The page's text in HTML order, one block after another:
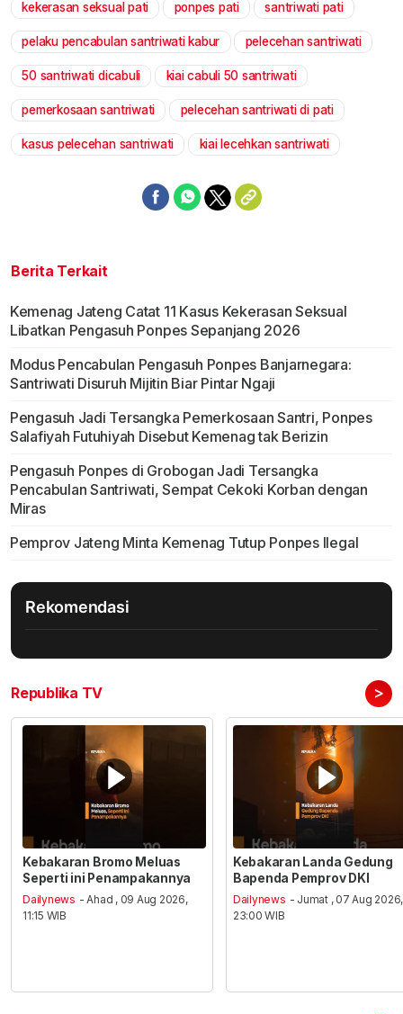
Mute
kekerasan seksual pati ponpes pati santriwati pati
pelaku pencabulan santriwati kabur pelecehan santriwati
50 santriwati dicabuli kiai cabuli 50 santriwati
pemerkosaan santriwati pelecehan santriwati di pati
kasus pelecehan santriwati kiai lecehkan santriwati
Berita Terkait
Kemenag Jateng Catat 11 Kasus Kekerasan Seksual
Libatkan Pengasuh Ponpes Sepanjang 2026
Modus Pencabulan Pengasuh Ponpes Banjarnegara:
Santriwati Disuruh Mijitin Biar Pintar Ngaji
Pengasuh Jadi Tersangka Pemerkosaan Santri, Ponpes
Salafiyah Futuhiyah Disebut Kemenag tak Berizin
Pengasuh Ponpes di Grobogan Jadi Tersangka
Pencabulan Santriwati, Sempat Cekoki Korban dengan
Miras
Pemprov Jateng Minta Kemenag Tutup Ponpes Ilegal
Rekomendasi
Republika TV >
Kebakaran Bromo Meluas
Seperti ini Penampakannya
Dailynews - Ahad , 09 Aug 2026,
11:15 WIB
Kebakaran Landa Gedung
Bapenda Pemprov DKI
Dailynews - Jumat , 07 Aug 2026,
23:00 WIB